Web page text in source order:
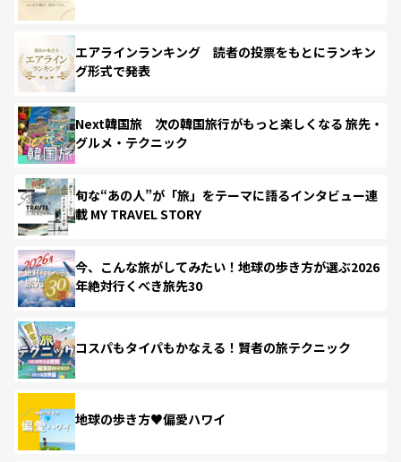
エアラインランキング 読者の投票をもとにランキン
グ形式で発表
Next韓国旅 次の韓国旅行がもっと楽しくなる 旅先・
グルメ・テクニック
旬な“あの人”が「旅」をテーマに語るインタビュー連
載 MY TRAVEL STORY
今、こんな旅がしてみたい！地球の歩き方が選ぶ2026
年絶対行くべき旅先30
コスパもタイパもかなえる！賢者の旅テクニック
地球の歩き方♥偏愛ハワイ